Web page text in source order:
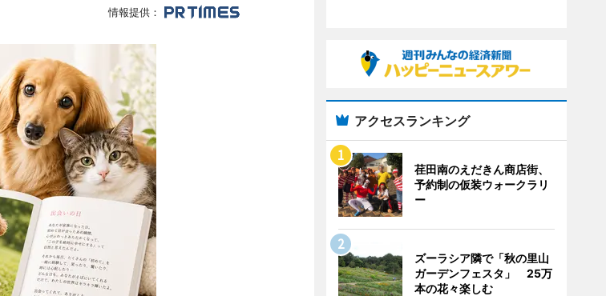
情報提供：
アクセスランキング
荏田南のえだきん商店街、
予約制の仮装ウォークラリ
ー
ズーラシア隣で「秋の里山
ガーデンフェスタ」 25万
本の花々楽しむ